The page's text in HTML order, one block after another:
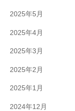
2025年5月
2025年4月
2025年3月
2025年2月
2025年1月
2024年12月